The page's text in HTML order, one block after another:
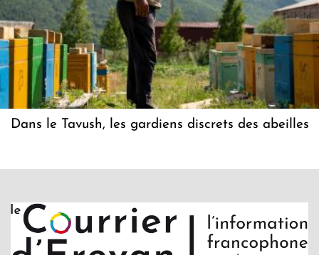
Dans le Tavush, les gardiens discrets des abeilles